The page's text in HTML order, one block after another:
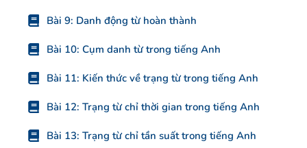
Bài 9: Danh động từ hoàn thành
Bài 10: Cụm danh từ trong tiếng Anh
Bài 11: Kiến thức về trạng từ trong tiếng Anh
Bài 12: Trạng từ chỉ thời gian trong tiếng Anh
Bài 13: Trạng từ chỉ tần suất trong tiếng Anh